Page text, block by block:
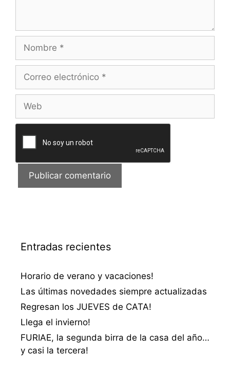
electrónico
Entradas recientes
Horario de verano y vacaciones!
Las últimas novedades siempre actualizadas
Regresan los JUEVES de CATA!
Llega el invierno!
FURIAE, la segunda birra de la casa del año…
y casi la tercera!